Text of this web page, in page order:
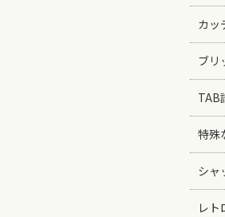
カッ
ブリ
TAB
特殊
シャ
レト